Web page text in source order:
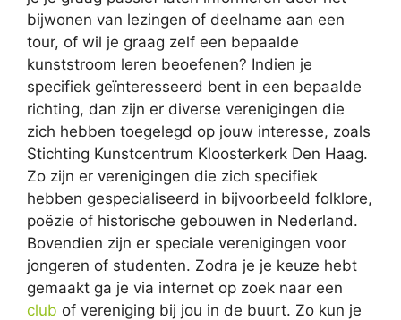
bijwonen van lezingen of deelname aan een
tour, of wil je graag zelf een bepaalde
kunststroom leren beoefenen? Indien je
specifiek geïnteresseerd bent in een bepaalde
richting, dan zijn er diverse verenigingen die
zich hebben toegelegd op jouw interesse, zoals
Stichting Kunstcentrum Kloosterkerk Den Haag.
Zo zijn er verenigingen die zich specifiek
hebben gespecialiseerd in bijvoorbeeld folklore,
poëzie of historische gebouwen in Nederland.
Bovendien zijn er speciale verenigingen voor
jongeren of studenten. Zodra je je keuze hebt
gemaakt ga je via internet op zoek naar een
club of vereniging bij jou in de buurt. Zo kun je